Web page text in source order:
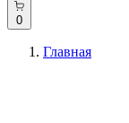
0
Главная